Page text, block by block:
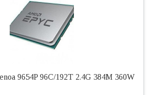
9654P 96C/192T 2.4G 384M 360W